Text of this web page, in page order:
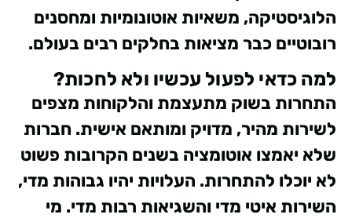
הלוגיסטיקה, משאיות אוטונומיות ומחסנים
רובוטיים כבר מציאות בחלקים רבים בעולם.
למה כדאי לפעול עכשיו ולא לחכות?
התחרות בשוק מתעצמת והלקוחות מצפים
לשירות מהיר, מדויק ומותאם אישית. חברות
שלא יאמצו אוטומציה בשנים הקרובות פשוט
לא יוכלו להתחרות. העלויות יהיו גבוהות מדי,
השירות איטי מדי והשגיאות רבות מדי. מי